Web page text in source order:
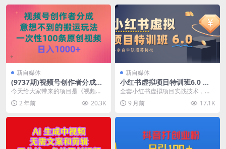
新自媒体
(9737期)视频号创作者分成，
意想不到的搬运玩法，一次性
100条原创视频，日入1000+
今天给大家带来的项目是《视频号
创作者分成，意想不到的搬运玩
法，一次性100条原创...
2 年前 20.3K
新自媒体
小红书虚拟项目特训班6.0 ，
养号/选品/自动发货/爆款笔记
(含40节视频课)
全套小红书虚拟项目实战技术，从0
教你如何打造高利润虚拟店铺，抓
住风口项目。 课...
9 月前 17.1K